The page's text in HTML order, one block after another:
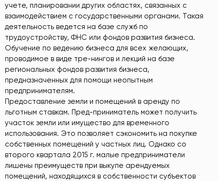
учете, планировании других областях, связанных с
взаимодействием с государственными органами. Такая
деятельность ведется на базе служб по
трудоустройству, ФНС или фондов развития бизнеса.
Обучение по ведению бизнеса для всех желающих,
проводимое в виде тре-нингов и лекций на базе
региональных фондов развития бизнеса,
предназначенных для помощи неопытным
предпринимателям.
Предоставление земли и помещений в аренду по
льготным ставкам. Пред-приниматель может получить
участок земли или имущество для временного
использования. Это позволяет сэкономить на покупке
собственных помещений у частных лиц. Однако со
второго квартала 2015 г. малые предприниматели
лишены преимуществ при выкупе арендуемых
помещений, находящихся в собственности субъектов